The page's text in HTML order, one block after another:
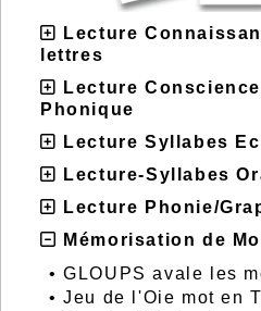
Lecture
lettres
Lecture Conscience
Phonique
Lecture Syllabes
Lecture-Syllabes
Lecture Phonie/
Mémorisation de
•GLOUPS avale les
•Jeu de l'Oie mot en